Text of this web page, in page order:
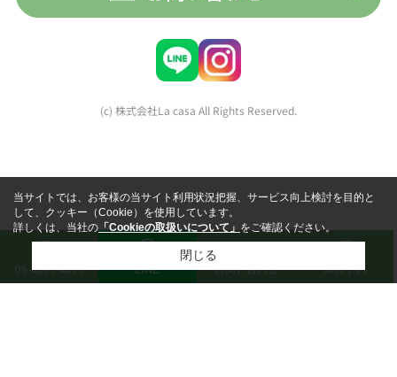
(c) 株式会社La casa All Rights Reserved.
06-4397-4877 LINE お問い合わせ 来店予約
当サイトでは、お客様の当サイト利用状況把握、サービス向上検討を目的と
して、クッキー（Cookie）を使用しています。
詳しくは、当社の「Cookieの取扱いについて」をご確認ください。
閉じる